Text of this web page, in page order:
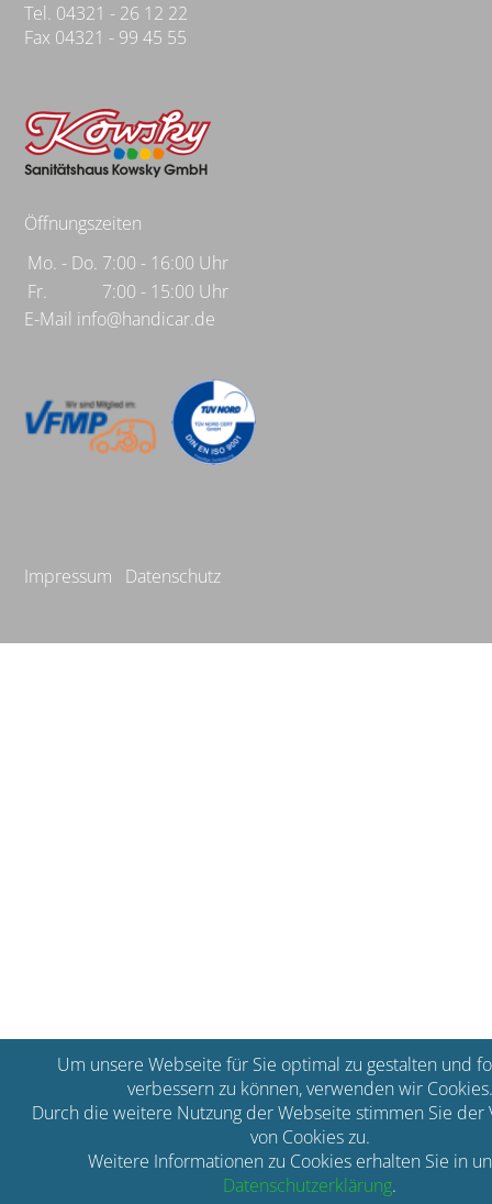
Tel. 04321 - 26 12 22
Fax 04321 - 99 45 55
Öffnungszeiten
Mo. - Do. 7:00 - 16:00 Uhr
Fr.
7:00 - 15:00 Uhr
E-Mail info@handicar.de
Impressum Datenschutz
Um unsere Webseite für Sie optimal zu gestalten und
verbessern zu können, verwenden wir Cookies.
Durch die weitere Nutzung der Webseite stimmen Sie der
von Cookies zu.
Weitere Informationen zu Cookies erhalten Sie in
Datenschutzerklärung.